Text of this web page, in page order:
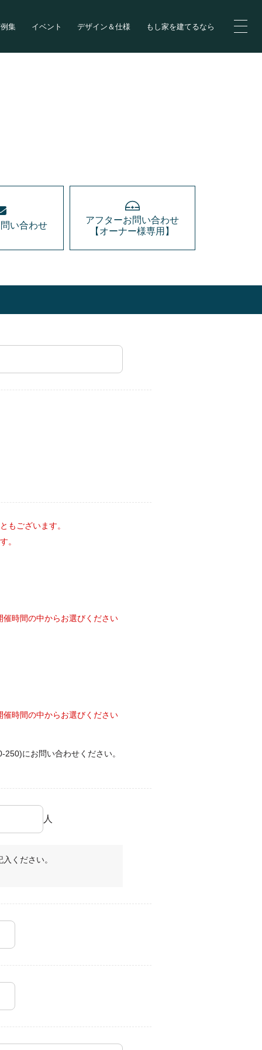
集 イベント デザイン＆仕様 もし家を建てるなら
い合わせ
アフターお問い合わせ
【オーナー様専用】
もございます。
。
催時間の中からお選びください
催時間の中からお選びください
250)にお問い合わせください。
人
ください。